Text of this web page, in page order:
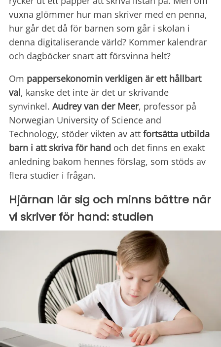
vuxna glömmer hur man skriver med en penna,
hur går det då för barnen som går i skolan i
denna digitaliserande värld? Kommer kalendrar
och dagböcker snart att försvinna helt?
Om pappersekonomin verkligen är ett hållbart
val, kanske det inte är det ur skrivande
synvinkel. Audrey van der Meer, professor på
Norwegian University of Science and
Technology, stöder vikten av att fortsätta utbilda
barn i att skriva för hand och det finns en exakt
anledning bakom hennes förslag, som stöds av
flera studier i frågan.
Hjärnan lär sig och minns bättre när
vi skriver för hand: studien